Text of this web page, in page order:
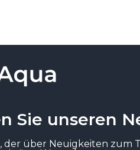
Sie unseren
der über Neuigkeiten zum